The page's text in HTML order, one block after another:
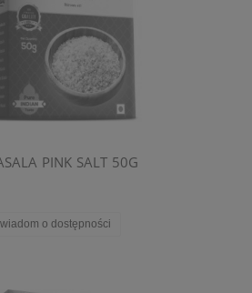
PINK SALT 50G
o dostępności